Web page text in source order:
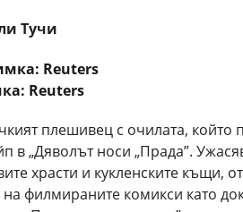
Тучи
Reuters
плешивец с очилата,
в „Дяволът носи „Прада”.
храсти и кукленските къщи,
на филмираните комикси като